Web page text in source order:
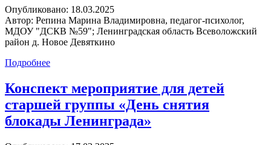
Опубликовано: 18.03.2025
Автор: Репина Марина Владимировна, педагог-психолог,
МДОУ "ДСКВ №59"; Ленинградская область Всеволожский
район д. Новое Девяткино
Подробнее
Конспект мероприятие для детей
старшей группы «День снятия
блокады Ленинграда»